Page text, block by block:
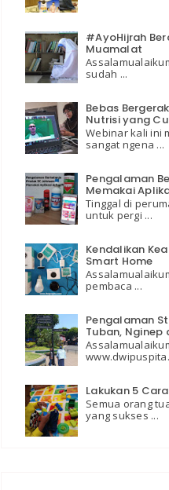
#AyoHijrah
Muamalat
sudah ...
Bebas
Nutrisi yang
Webinar kali ini
sangat ngena ...
Pengalaman
Memakai
Tinggal di
untuk pergi ...
Kendalikan
Smart Home
pembaca ...
Pengalaman
Tuban, Nginep
Lakukan 5
Semua orang
yang sukses ...